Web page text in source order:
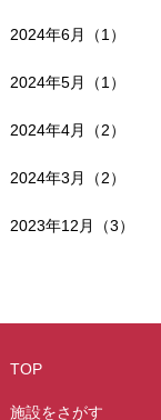
2024年6月（1）
2024年5月（1）
2024年4月（2）
2024年3月（2）
2023年12月（3）
TOP
施設をさがす